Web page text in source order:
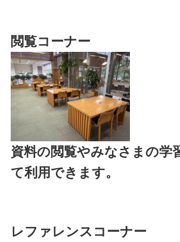
閲覧コーナー
資料の閲覧やみなさまの学
て利用できます。
レファレンスコーナー